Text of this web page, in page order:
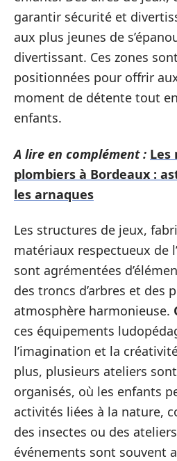
garantir sécurité et
aux plus jeunes de
divertissant. Ces zones
positionnées pour offrir
moment de détente tout
enfants.
A lire en complément : Les
plombiers à Bordeaux :
les arnaques
Les structures de jeux,
matériaux respectueux de
sont agrémentées
des troncs d’arbres et des
atmosphère harmonieuse.
ces équipements
l’imagination et la
plus, plusieurs ateliers
organisés, où les enfants
activités liées à la nature,
des insectes ou des
événements sont souvent